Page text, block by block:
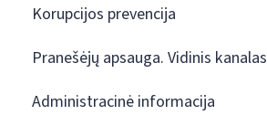
Korupcijos prevencija
Pranešėjų apsauga. Vidinis kanalas
Administracinė informacija